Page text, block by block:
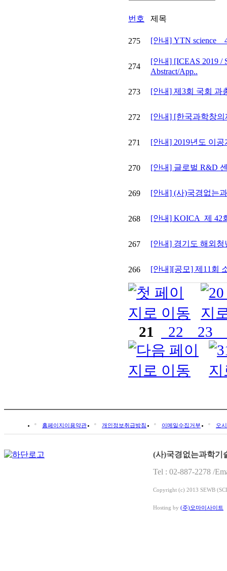
번호 제목
275 [안내] YTN science
274
[안내] [ICEAS 2019 /
Abstract/App..
273 [안내] 제3회 국회 과
272 [안내] [한국과학창
271 [안내] 2019년도 이
270 [안내] 글로벌 R&D
269 [안내] (사)국경없는
268 [안내] KOICA_제 42
267 [안내] 경기도 해외
266 [안내][공모] 제11회
21 22 23
홈페이지이용약관 개인정보취급방침 이메일수집거부 오
(사)국경없는과학기
Tel : 02-887-2278 /
Copyright (c) 2013 SEWB
Hosting by (주)오마이사이트